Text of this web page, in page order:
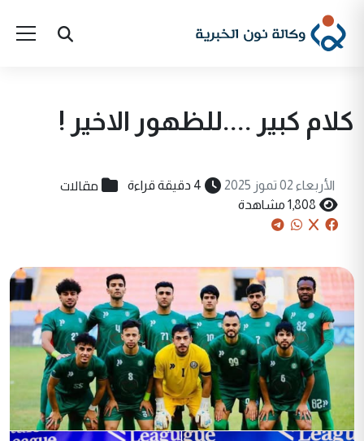
كلام كبير ....للظهور الاخير !
الأربعاء 02 تموز 2025 4 دقيقة قراءة مقالات
1,808 مشاهدة